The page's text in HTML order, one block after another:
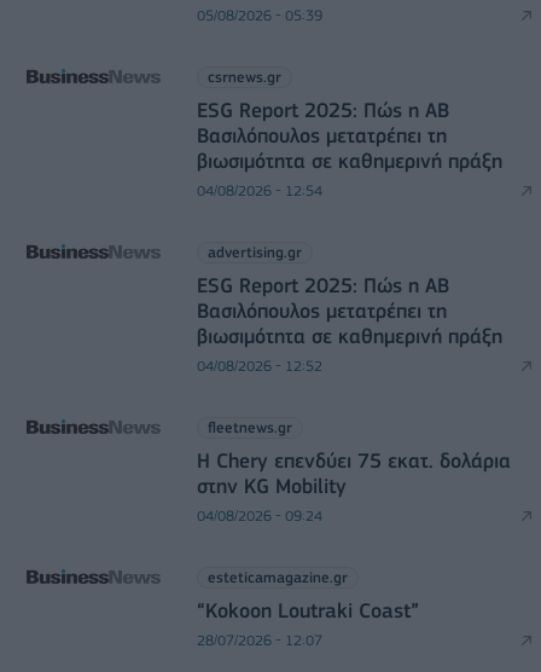
05/08/2026 - 05:39
csrnews.gr
ESG Report 2025: Πώς η ΑΒ
Βασιλόπουλος μετατρέπει τη
βιωσιμότητα σε καθημερινή πράξη
04/08/2026 - 12:54
advertising.gr
ESG Report 2025: Πώς η ΑΒ
Βασιλόπουλος μετατρέπει τη
βιωσιμότητα σε καθημερινή πράξη
04/08/2026 - 12:52
fleetnews.gr
Η Chery επενδύει 75 εκατ. δολάρια
στην KG Mobility
04/08/2026 - 09:24
esteticamagazine.gr
“Kokoon Loutraki Coast”
28/07/2026 - 12:07